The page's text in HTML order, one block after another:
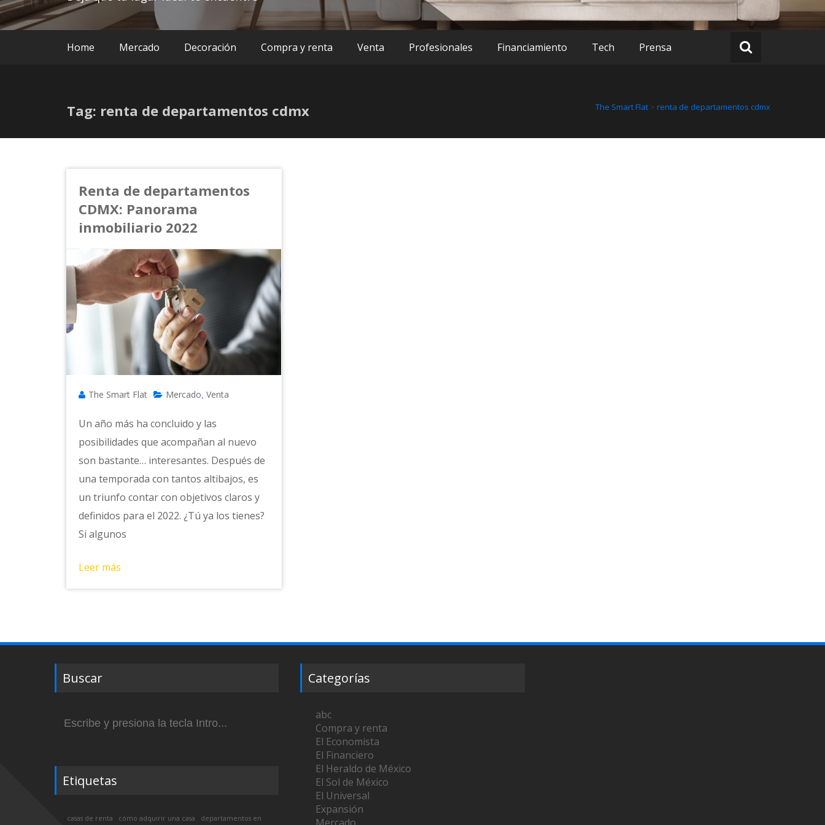
Home Mercado Decoración Compra y renta Venta Profesionales Financiamiento Tech Prensa
Tag: renta de departamentos cdmx The Smart Flat > renta de departamentos cdmx
Renta de departamentos
CDMX: Panorama
inmobiliario 2022
The Smart Flat Mercado Venta
Un año más ha concluido y las
posibilidades que acompañan al nuevo
son bastante… interesantes. Después de
una temporada con tantos altibajos, es
un triunfo contar con objetivos claros y
definidos para el 2022. ¿Tú ya los tienes?
Si algunos
Leer más
Buscar
Etiquetas
casas de renta cómo adquirir una casa departamentos en
Categorías
abc
Compra y renta
El Economista
El Financiero
El Heraldo de México
El Sol de México
El Universal
Expansión